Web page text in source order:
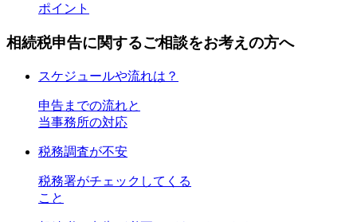
ポイント
相続税申告に関するご相談をお考えの方へ
スケジュールや流れは？
申告までの流れと
当事務所の対応
税務調査が不安
税務署がチェックしてくる
こと